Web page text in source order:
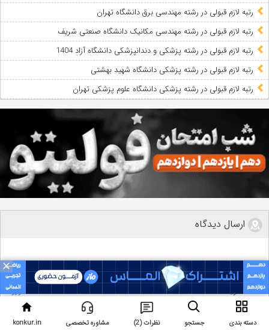
دسته بندی جستجو نظرات (2) مشاوره تخصصی konkur.in
×
رتبه لازم قبولی در رشته مهندسی برق دانشگاه تهران
رتبه لازم قبولی در رشته مهندسی مکانیک دانشگاه صنعتی شریف
رتبه لازم قبولی در رشته پزشکی و دندانپزشکی دانشگاه آزاد 1404
رتبه لازم قبولی در رشته پزشکی دانشگاه شهید بهشتی
رتبه لازم قبولی در رشته پزشکی دانشگاه علوم پزشکی تهران
ارسال دیدگاه
عضویت ورود